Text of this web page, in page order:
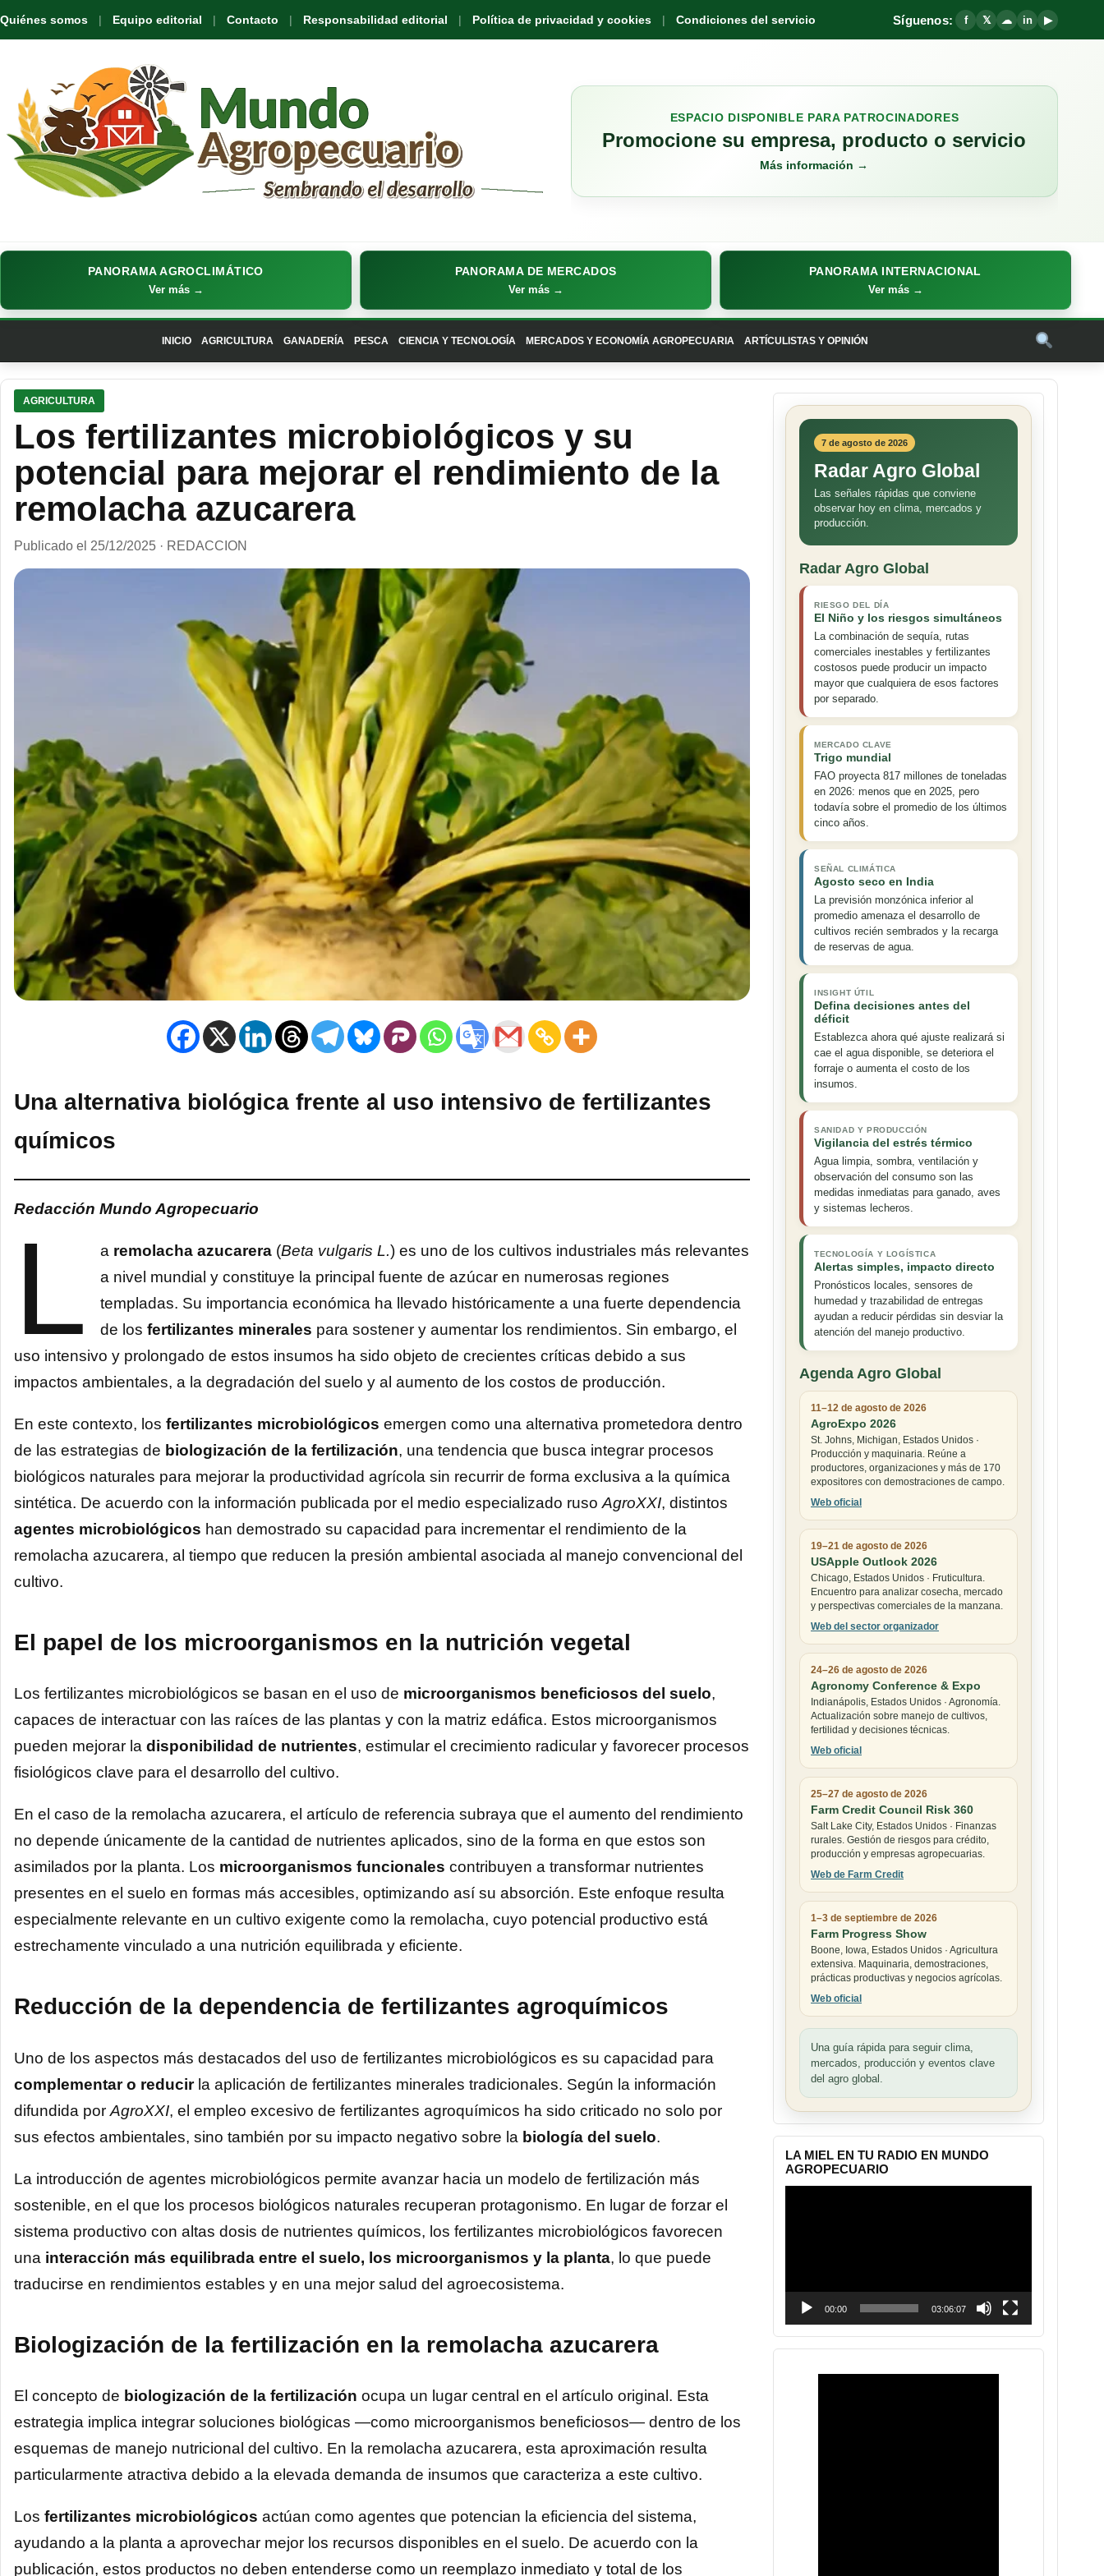
Quiénes somos Equipo editorial Contacto Responsabilidad editorial Política de privacidad y cookies Condiciones del servicio Síguenos: f 𝕏 ☁ in ▶
ESPACIO DISPONIBLE PARA PATROCINADORES
Promocione su empresa, producto o servicio
Más información →
PANORAMA AGROCLIMÁTICO
Ver más →
PANORAMA DE MERCADOS
Ver más →
PANORAMA INTERNACIONAL
Ver más →
INICIO AGRICULTURA GANADERÍA PESCA CIENCIA Y TECNOLOGÍA MERCADOS Y ECONOMÍA AGROPECUARIA ARTÍCULISTAS Y OPINIÓN
AGRICULTURA
Los fertilizantes microbiológicos y su
potencial para mejorar el rendimiento de la
remolacha azucarera
Publicado el 25/12/2025 · REDACCION
Una alternativa biológica frente al uso intensivo de fertilizantes
químicos
Redacción Mundo Agropecuario
L a remolacha azucarera(Beta vulgaris L.) es uno de los cultivos industriales más relevantes
a nivel mundial y constituye la principal fuente de azúcar en numerosas regiones
templadas. Su importancia económica ha llevado históricamente a una fuerte dependencia
de los fertilizantes minerales para sostener y aumentar los rendimientos. Sin embargo, el
uso intensivo y prolongado de estos insumos ha sido objeto de crecientes críticas debido a sus
impactos ambientales, a la degradación del suelo y al aumento de los costos de producción.
En este contexto, los fertilizantes microbiológicos emergen como una alternativa prometedora dentro
de las estrategias de biologización de la fertilización, una tendencia que busca integrar procesos
biológicos naturales para mejorar la productividad agrícola sin recurrir de forma exclusiva a la química
sintética. De acuerdo con la información publicada por el medio especializado ruso AgroXXI, distintos
agentes microbiológicos han demostrado su capacidad para incrementar el rendimiento de la
remolacha azucarera, al tiempo que reducen la presión ambiental asociada al manejo convencional del
cultivo.
El papel de los microorganismos en la nutrición vegetal
Los fertilizantes microbiológicos se basan en el uso de microorganismos beneficiosos del suelo,
capaces de interactuar con las raíces de las plantas y con la matriz edáfica. Estos microorganismos
pueden mejorar la disponibilidad de nutrientes, estimular el crecimiento radicular y favorecer procesos
fisiológicos clave para el desarrollo del cultivo.
En el caso de la remolacha azucarera, el artículo de referencia subraya que el aumento del rendimiento
no depende únicamente de la cantidad de nutrientes aplicados, sino de la forma en que estos son
asimilados por la planta. Los microorganismos funcionales contribuyen a transformar nutrientes
presentes en el suelo en formas más accesibles, optimizando así su absorción. Este enfoque resulta
especialmente relevante en un cultivo exigente como la remolacha, cuyo potencial productivo está
estrechamente vinculado a una nutrición equilibrada y eficiente.
Reducción de la dependencia de fertilizantes agroquímicos
Uno de los aspectos más destacados del uso de fertilizantes microbiológicos es su capacidad para
complementar o reducirla aplicación de fertilizantes minerales tradicionales. Según la información
difundida por AgroXXI, el empleo excesivo de fertilizantes agroquímicos ha sido criticado no solo por
sus efectos ambientales, sino también por su impacto negativo sobre la biología del suelo.
La introducción de agentes microbiológicos permite avanzar hacia un modelo de fertilización más
sostenible, en el que los procesos biológicos naturales recuperan protagonismo. En lugar de forzar el
sistema productivo con altas dosis de nutrientes químicos, los fertilizantes microbiológicos favorecen
una interacción más equilibrada entre el suelo, los microorganismos y la planta, lo que puede
traducirse en rendimientos estables y en una mejor salud del agroecosistema.
Biologización de la fertilización en la remolacha azucarera
El concepto de biologización de la fertilización ocupa un lugar central en el artículo original. Esta
estrategia implica integrar soluciones biológicas —como microorganismos beneficiosos— dentro de los
esquemas de manejo nutricional del cultivo. En la remolacha azucarera, esta aproximación resulta
particularmente atractiva debido a la elevada demanda de insumos que caracteriza a este cultivo.
Los fertilizantes microbiológicos actúan como agentes que potencian la eficiencia del sistema,
ayudando a la planta a aprovechar mejor los recursos disponibles en el suelo. De acuerdo con la
publicación, estos productos no deben entenderse como un reemplazo inmediato y total de los
7 de agosto de 2026
Radar Agro Global
Las señales rápidas que conviene
observar hoy en clima, mercados y
producción.
Radar Agro Global
RIESGO DEL DÍA
El Niño y los riesgos simultáneos
La combinación de sequía, rutas
comerciales inestables y fertilizantes
costosos puede producir un impacto
mayor que cualquiera de esos factores
por separado.
MERCADO CLAVE
Trigo mundial
FAO proyecta 817 millones de toneladas
en 2026: menos que en 2025, pero
todavía sobre el promedio de los últimos
cinco años.
SEÑAL CLIMÁTICA
Agosto seco en India
La previsión monzónica inferior al
promedio amenaza el desarrollo de
cultivos recién sembrados y la recarga
de reservas de agua.
INSIGHT ÚTIL
Defina decisiones antes del
déficit
Establezca ahora qué ajuste realizará si
cae el agua disponible, se deteriora el
forraje o aumenta el costo de los
insumos.
SANIDAD Y PRODUCCIÓN
Vigilancia del estrés térmico
Agua limpia, sombra, ventilación y
observación del consumo son las
medidas inmediatas para ganado, aves
y sistemas lecheros.
TECNOLOGÍA Y LOGÍSTICA
Alertas simples, impacto directo
Pronósticos locales, sensores de
humedad y trazabilidad de entregas
ayudan a reducir pérdidas sin desviar la
atención del manejo productivo.
Agenda Agro Global
11–12 de agosto de 2026
AgroExpo 2026
St. Johns, Michigan, Estados Unidos ·
Producción y maquinaria. Reúne a
productores, organizaciones y más de 170
expositores con demostraciones de campo.
Web oficial
19–21 de agosto de 2026
USApple Outlook 2026
Chicago, Estados Unidos · Fruticultura.
Encuentro para analizar cosecha, mercado
y perspectivas comerciales de la manzana.
Web del sector organizador
24–26 de agosto de 2026
Agronomy Conference & Expo
Indianápolis, Estados Unidos · Agronomía.
Actualización sobre manejo de cultivos,
fertilidad y decisiones técnicas.
Web oficial
25–27 de agosto de 2026
Farm Credit Council Risk 360
Salt Lake City, Estados Unidos · Finanzas
rurales. Gestión de riesgos para crédito,
producción y empresas agropecuarias.
Web de Farm Credit
1–3 de septiembre de 2026
Farm Progress Show
Boone, Iowa, Estados Unidos · Agricultura
extensiva. Maquinaria, demostraciones,
prácticas productivas y negocios agrícolas.
Web oficial
Una guía rápida para seguir clima,
mercados, producción y eventos clave
del agro global.
LA MIEL EN TU RADIO EN MUNDO
AGROPECUARIO
00:00 03:06:07